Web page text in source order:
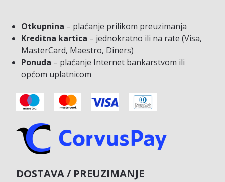
Otkupnina – plaćanje prilikom preuzimanja
Kreditna kartica – jednokratno ili na rate (Visa,
MasterCard, Maestro, Diners)
Ponuda – plaćanje Internet bankarstvom ili
općom uplatnicom
DOSTAVA / PREUZIMANJE